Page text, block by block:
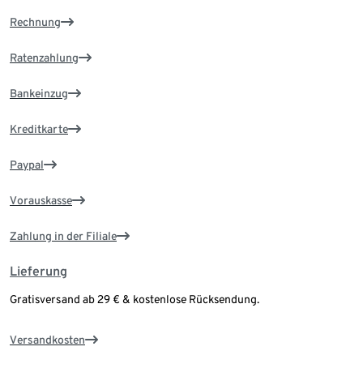
Rechnung
Ratenzahlung
Bankeinzug
Kreditkarte
Paypal
Vorauskasse
Zahlung in der Filiale
Lieferung
Gratisversand ab 29 € & kostenlose Rücksendung.
Versandkosten